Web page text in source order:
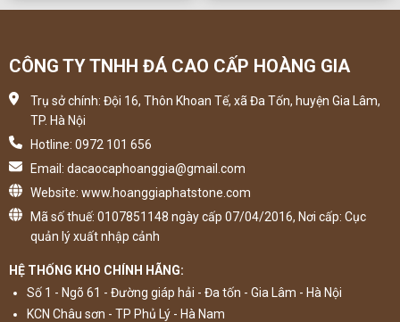
CÔNG TY TNHH ĐÁ CAO CẤP HOÀNG GIA
Trụ sở chính: Đội 16, Thôn Khoan Tế, xã Đa Tốn, huyện Gia Lâm,
TP. Hà Nội
Hotline: 0972 101 656
Email: dacaocaphoanggia@gmail.com
Website: www.hoanggiaphatstone.com
Mã số thuế: 0107851148 ngày cấp 07/04/2016, Nơi cấp: Cục
quản lý xuất nhập cảnh
HỆ THỐNG KHO CHÍNH HÃNG:
Số 1 - Ngõ 61 - Đường giáp hải - Đa tốn - Gia Lâm - Hà Nội
KCN Châu sơn - TP Phủ Lý - Hà Nam